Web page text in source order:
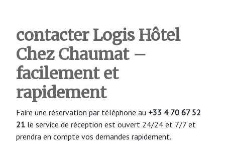
contacter Logis Hôtel
Chez Chaumat –
facilement et
rapidement
Faire une réservation par téléphone au +33 4 70 67 52
21 le service de réception est ouvert 24/24 et 7/7 et
prendra en compte vos demandes rapidement.